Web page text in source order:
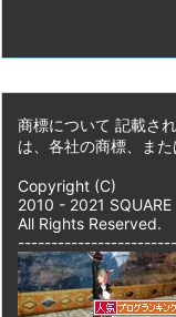
商標について 記載さ
は、各社の商標、また
Copyright (C)
2010 - 2021 SQUARE
All Rights Reserved.